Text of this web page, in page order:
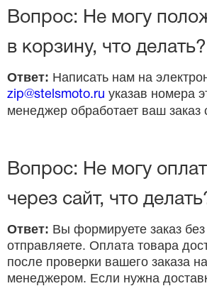
Вопрос: Не могу
в корзину, что делать?
Ответ: Написать нам на
zip@stelsmoto.ru указав номера
менеджер обработает ваш заказ
Вопрос: Не могу
через сайт, что
Ответ: Вы формируете заказ
отправляете. Оплата товара
после проверки вашего заказа
менеджером. Если нужна